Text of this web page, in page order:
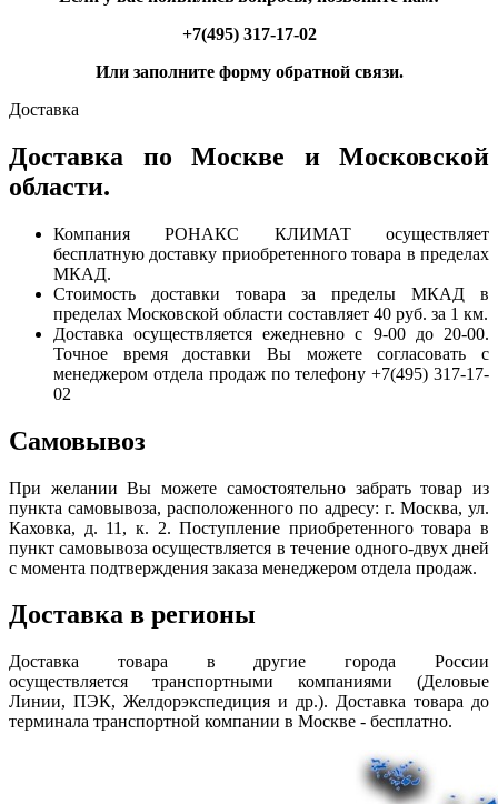
+7(495) 317-17-02
Или заполните форму обратной связи.
Доставка
Доставка по Москве и Московской
области.
Компания РОНАКС КЛИМАТ осуществляет
бесплатную доставку приобретенного товара в пределах
МКАД.
Стоимость доставки товара за пределы МКАД в
пределах Московской области составляет 40 руб. за 1 км.
Доставка осуществляется ежедневно с 9-00 до 20-00.
Точное время доставки Вы можете согласовать с
менеджером отдела продаж по телефону +7(495) 317-17-
02
Самовывоз
При желании Вы можете самостоятельно забрать товар из
пункта самовывоза, расположенного по адресу: г. Москва, ул.
Каховка, д. 11, к. 2. Поступление приобретенного товара в
пункт самовывоза осуществляется в течение одного-двух дней
с момента подтверждения заказа менеджером отдела продаж.
Доставка в регионы
Доставка товара в другие города России
осуществляется транспортными компаниями (Деловые
Линии, ПЭК, Желдорэкспедиция и др.). Доставка товара до
терминала транспортной компании в Москве - бесплатно.